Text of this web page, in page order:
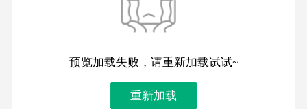
预览加载失败，请重新加载试试~
重新加载